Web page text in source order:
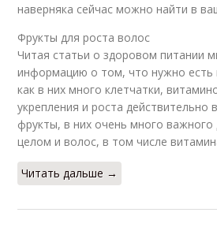
наверняка сейчас можно найти в
Фрукты для роста волос
Читая статьи о здоровом питании
информацию о том, что нужно есть
как в них много клетчатки,
укрепления и роста действительно
фрукты, в них очень много важного
целом и волос, в том числе
Читать дальше →